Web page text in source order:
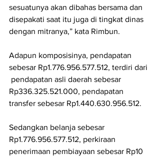
sesuatunya akan dibahas bersama dan
disepakati saat itu juga di tingkat dinas
dengan mitranya,” kata Rimbun.
Adapun komposisinya, pendapatan
sebesar Rp1.776.956.577.512, terdiri dari
pendapatan asli daerah sebesar
Rp336.325.521.000, pendapatan
transfer sebesar Rp1.440.630.956.512.
Sedangkan belanja sebesar
Rp1.776.956.577.512, perkiraan
penerimaan pembiayaan sebesar Rp10